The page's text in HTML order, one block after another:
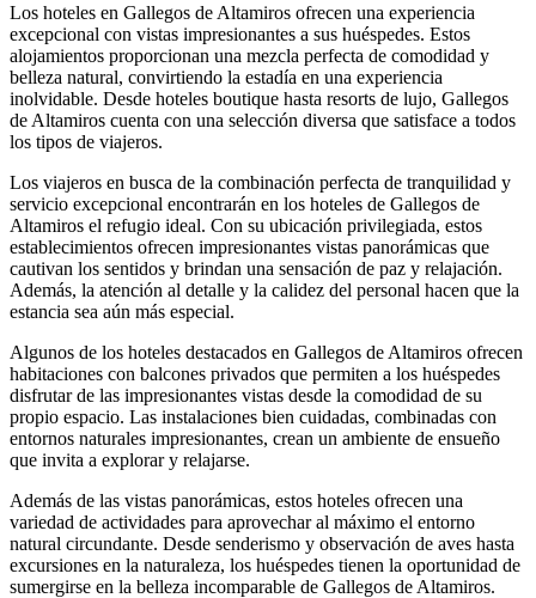
Los hoteles en Gallegos de Altamiros ofrecen una experiencia
excepcional con vistas impresionantes a sus huéspedes. Estos
alojamientos proporcionan una mezcla perfecta de comodidad y
belleza natural, convirtiendo la estadía en una experiencia
inolvidable. Desde hoteles boutique hasta resorts de lujo, Gallegos
de Altamiros cuenta con una selección diversa que satisface a todos
los tipos de viajeros.
Los viajeros en busca de la combinación perfecta de tranquilidad y
servicio excepcional encontrarán en los hoteles de Gallegos de
Altamiros el refugio ideal. Con su ubicación privilegiada, estos
establecimientos ofrecen impresionantes vistas panorámicas que
cautivan los sentidos y brindan una sensación de paz y relajación.
Además, la atención al detalle y la calidez del personal hacen que la
estancia sea aún más especial.
Algunos de los hoteles destacados en Gallegos de Altamiros ofrecen
habitaciones con balcones privados que permiten a los huéspedes
disfrutar de las impresionantes vistas desde la comodidad de su
propio espacio. Las instalaciones bien cuidadas, combinadas con
entornos naturales impresionantes, crean un ambiente de ensueño
que invita a explorar y relajarse.
Además de las vistas panorámicas, estos hoteles ofrecen una
variedad de actividades para aprovechar al máximo el entorno
natural circundante. Desde senderismo y observación de aves hasta
excursiones en la naturaleza, los huéspedes tienen la oportunidad de
sumergirse en la belleza incomparable de Gallegos de Altamiros.